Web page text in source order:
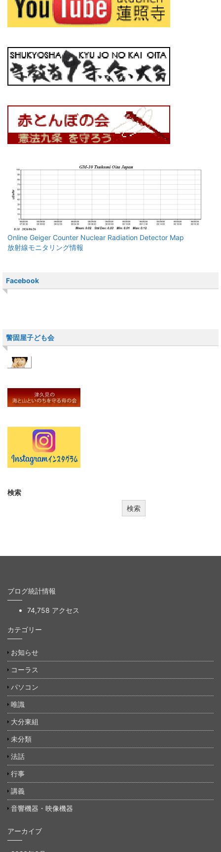
Online Geiger Counter Nuclear Radiation Detector Map
放射線モニタリング情報
Facebook
警固屋子ども会
検索
検索
ブログ統計情報
74,758 アクセス
カテゴリー
お知らせ
コーラス
パソコン
唯識
大分東組
未分類
法話
行事
講義
音響機器・映像機器
アーカイブ